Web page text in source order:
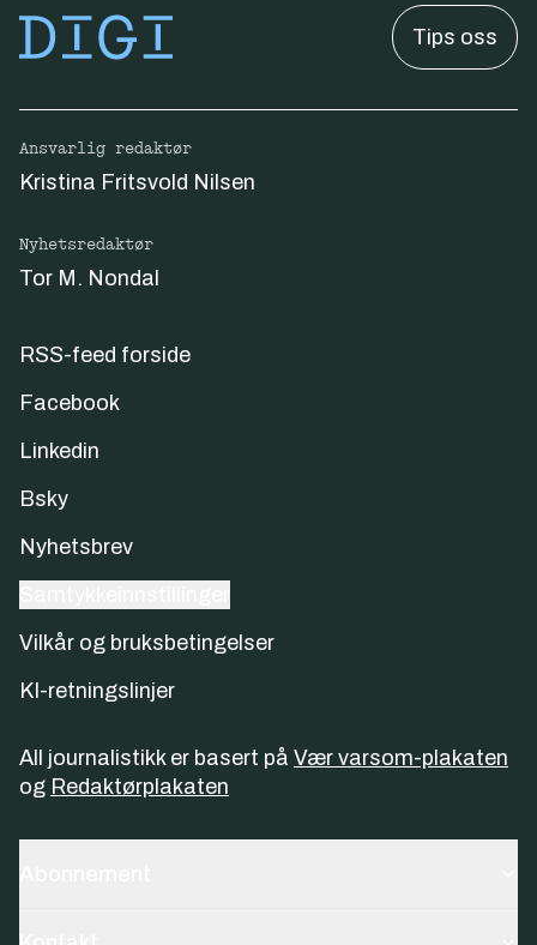
Tips oss
Ansvarlig redaktør
Kristina Fritsvold Nilsen
Nyhetsredaktør
Tor M. Nondal
RSS-feed forside
Facebook
Linkedin
Bsky
Nyhetsbrev
Vilkår og bruksbetingelser
KI-retningslinjer
All journalistikk er basert på Vær varsom-plakaten
og Redaktørplakaten